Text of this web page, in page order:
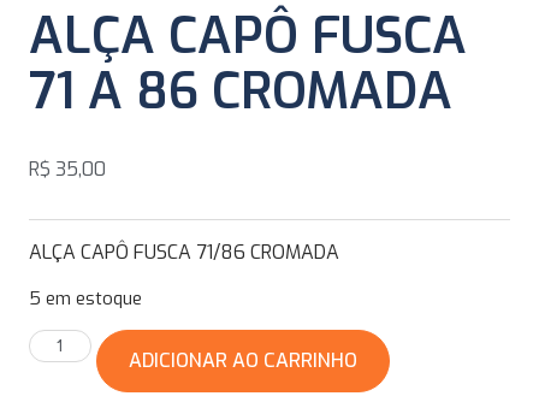
ALÇA CAPÔ FUSCA
71 A 86 CROMADA
R$ 35,00
ALÇA CAPÔ FUSCA 71/86 CROMADA
5 em estoque
ADICIONAR AO CARRINHO